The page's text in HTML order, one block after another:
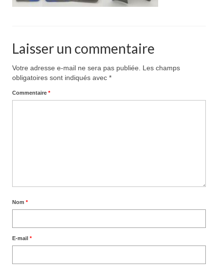
Pour acheter
Laisser un commentaire
Votre adresse e-mail ne sera pas publiée.
Les champs
obligatoires sont indiqués avec *
Commentaire *
Nom *
E-mail *